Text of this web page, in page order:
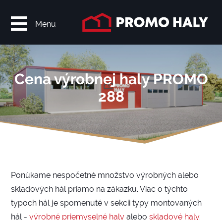
Cena výrobnej haly PROMO
288
Ponúkame nespočetné množstvo výrobných alebo
skladových hál priamo na zákazku. Viac o týchto
typoch hál je spomenuté v sekcii typy montovaných
hál - výrobné priemyselné haly alebo skladové haly.
Menu